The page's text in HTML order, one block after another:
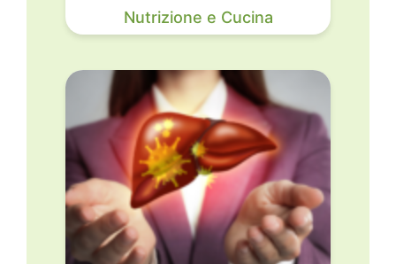
Nutrizione e Cucina